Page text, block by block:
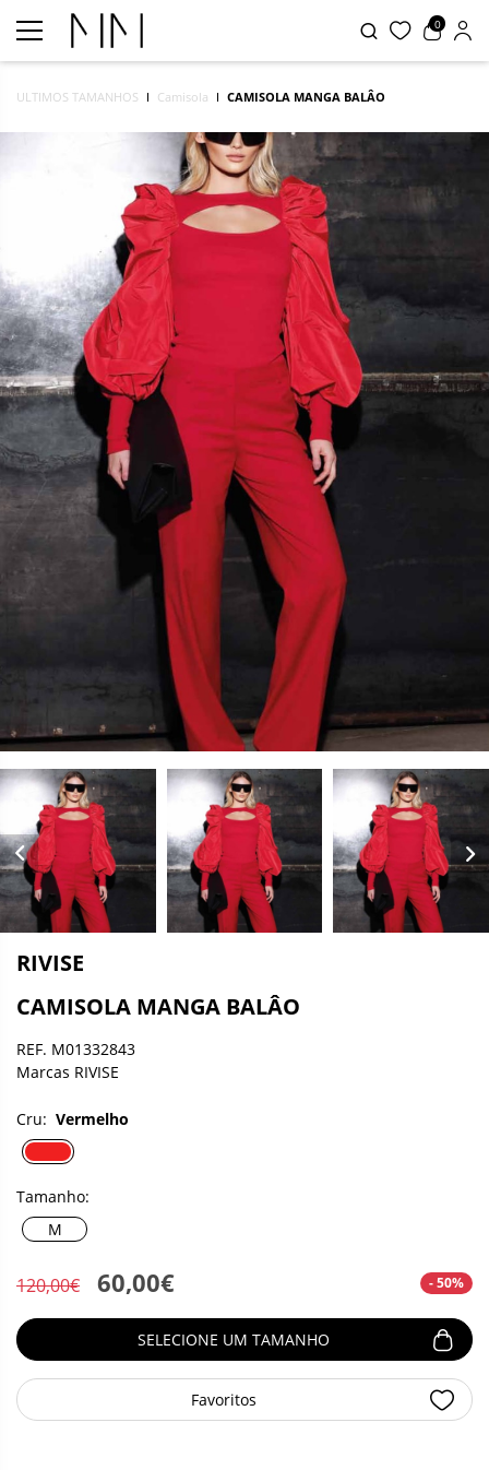
0
ULTIMOS TAMANHOS Camisola CAMISOLA MANGA BALÂO
RIVISE
CAMISOLA MANGA BALÂO
REF. M01332843
Marcas RIVISE
Cru: Vermelho
Tamanho:
M
120,00€ 60,00€ - 50%
SELECIONE UM TAMANHO
Favoritos